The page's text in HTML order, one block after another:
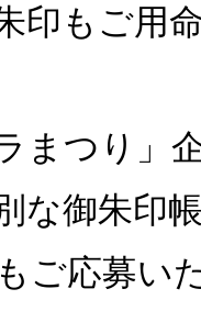
印もご用
まつり」
な御朱印
ご応募い